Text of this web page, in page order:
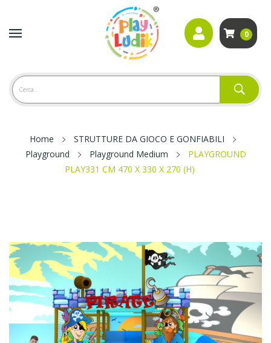
0
Home
STRUTTURE DA GIOCO E GONFIABILI
Playground
Playground Medium
PLAYGROUND
PLAY331 CM 470 X 330 X 270 (H)